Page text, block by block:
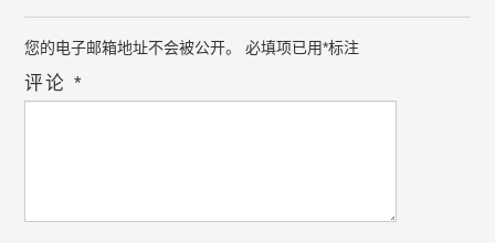
您的电子邮箱地址不会被公开。 必填项已用*标注
评论*